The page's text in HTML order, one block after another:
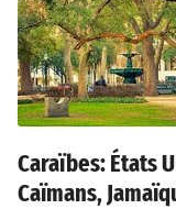
Caraïbes: États
Caïmans,